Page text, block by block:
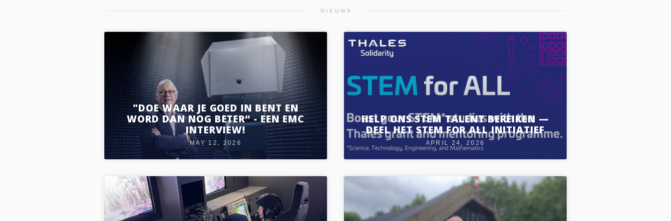
NIEUWS
"DOE WAAR JE GOED IN BENT EN
WORD DAN NOG BETER“ - EEN EMC
INTERVIEW!
MAY 12, 2026
HELP ONS STEM TALENT BEREIKEN —
DEEL HET STEM FOR ALL INITIATIEF
APRIL 24, 2026